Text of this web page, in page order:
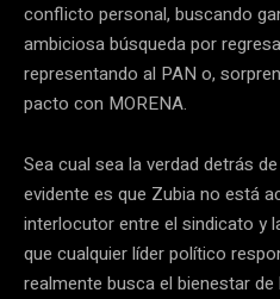
conflicto personal, buscando
ambiciosa búsqueda por
representando al PAN o,
pacto con MORENA.
Sea cual sea la verdad detrás
evidente es que Zubia no está
interlocutor entre el sindicato y
que cualquier líder político
realmente busca el bienestar